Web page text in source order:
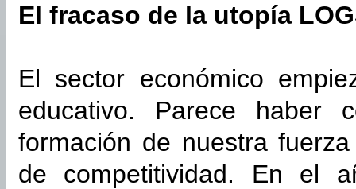
El fracaso de la utopía
El sector económico
educativo. Parece haber
formación de nuestra
de competitividad. En el